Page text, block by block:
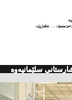
سلێمانیه‌وه‌